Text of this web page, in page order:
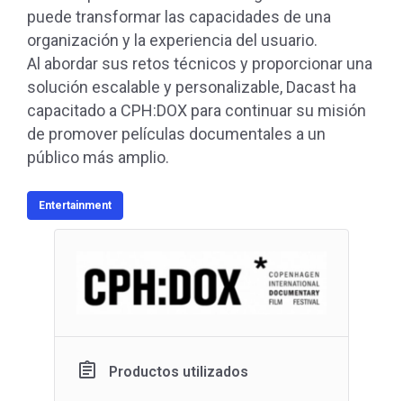
puede transformar las capacidades de una
organización y la experiencia del usuario.
Al abordar sus retos técnicos y proporcionar una
solución escalable y personalizable, Dacast ha
capacitado a CPH:DOX para continuar su misión
de promover películas documentales a un
público más amplio.
Entertainment
Productos utilizados